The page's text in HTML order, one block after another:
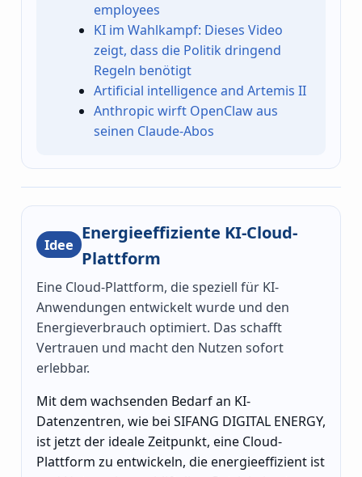
employees
KI im Wahlkampf: Dieses Video
zeigt, dass die Politik dringend
Regeln benötigt
Artificial intelligence and Artemis II
Anthropic wirft OpenClaw aus
seinen Claude-Abos
Idee
Energieeffiziente KI-Cloud-
Plattform
Eine Cloud-Plattform, die speziell für KI-
Anwendungen entwickelt wurde und den
Energieverbrauch optimiert. Das schafft
Vertrauen und macht den Nutzen sofort
erlebbar.
Mit dem wachsenden Bedarf an KI-
Datenzentren, wie bei SIFANG DIGITAL ENERGY,
ist jetzt der ideale Zeitpunkt, eine Cloud-
Plattform zu entwickeln, die energieeffizient ist